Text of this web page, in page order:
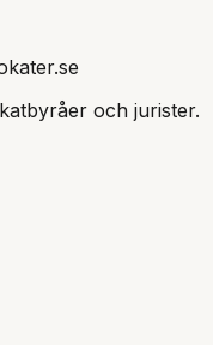
och jurister.